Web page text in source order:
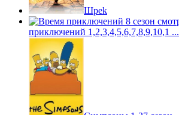
Шpek
приключений 1,2,3,4,5,6,7,8,9,10,1 ...